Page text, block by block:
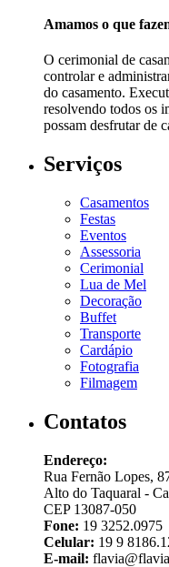
Amamos o que
O cerimonial de
controlar e
do casamento.
resolvendo todos os
possam desfrutar de
Serviços
Casamentos
Festas
Eventos
Assessoria
Cerimonial
Lua de Mel
Decoração
Buffet
Transporte
Cardápio
Fotografia
Filmagem
Contatos
Endereço:
Rua Fernão Lopes,
Alto do Taquaral -
CEP 13087-050
Fone: 19 3252.0975
Celular: 19 9
E-mail: